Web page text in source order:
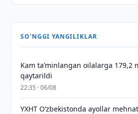
SO'NGGI YANGILIKLAR
Kam taʼminlangan oilalarga 179,2
qaytarildi
22:35 · 06/08
YXHT O‘zbekistonda ayollar